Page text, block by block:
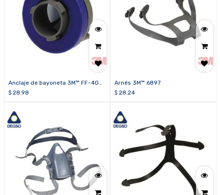
Anclaje de bayoneta 3M™ FF-400-
08
$ 28.98
Arnés 3M™ 6897
$ 28.24